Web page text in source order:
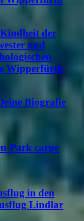
der
und
Wipperfürth
Biografie
Park carpe
in den
Lindlar